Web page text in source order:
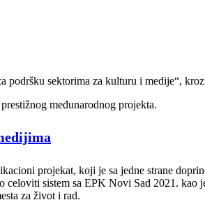
sektorima za kulturu i medije“,
međunarodnog projekta.
projekat, koji je sa jedne strane
celoviti sistem sa EPK Novi Sad 2021.
za život i rad.